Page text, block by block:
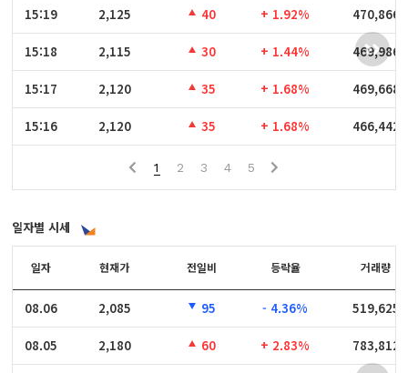
15:19
15:18
15:17
15:16
15:19 2,125 40 + 1.92% 470,866
15:18 2,115 30 + 1.44% 469,986
15:17 2,120 35 + 1.68% 469,668
15:16 2,120 35 + 1.68% 466,442
1 2 3 4 5
일자별 시세
일자
08.06
08.05
일자 현재가 전일비 등락율 거래량
08.06 2,085 95 - 4.36% 519,625
08.05 2,180 60 + 2.83% 783,812